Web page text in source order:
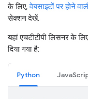
के लिए,वेबसाइटों पर होने
सेक्शन देखें.
यहां एचटीटीपी लिसनर के
दिया गया है:
Python